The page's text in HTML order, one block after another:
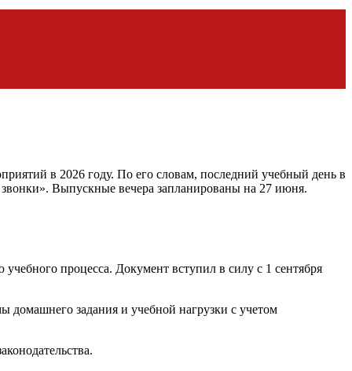
в 2026 году. По его словам, последний учебный день в
Выпускные вечера запланированы на 27 июня.
процесса. Документ вступил в силу с 1 сентября
домашнего задания и учебной нагрузки с учетом